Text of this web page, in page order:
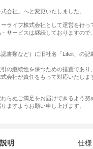
会社」へと変更いたしました。
ライフ株式会社として運営を行っ
サービスは継続しておりますので
書類など）に旧社名「Lifeit」の記
の継続性を保つための措置であり、
会社が責任をもって対応いたしま
らぬご満足をお届けできるよう努
ますようお願い申し上げます。
明 仕